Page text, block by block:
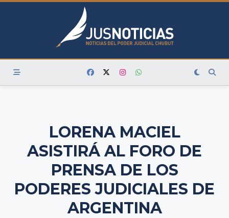
Skip
LORENA MACIEL
ASISTIRÁ AL FORO DE
PRENSA DE LOS
PODERES JUDICIALES DE
ARGENTINA